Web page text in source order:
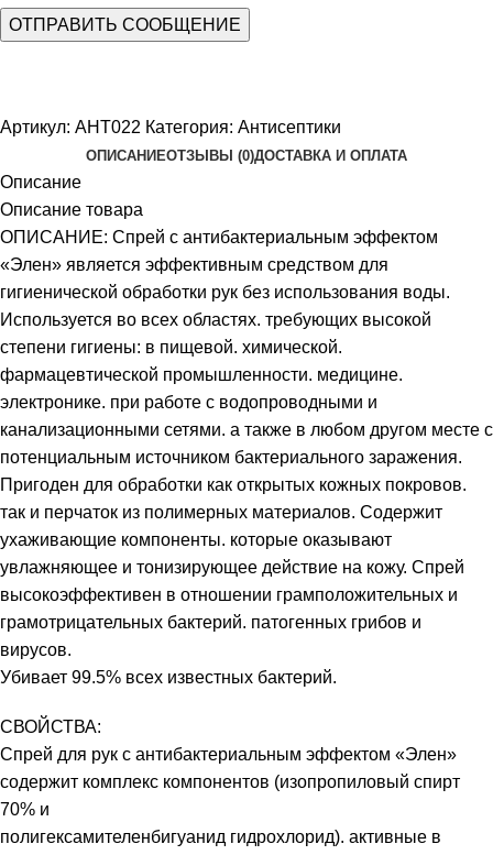
Артикул: АНТ022 Категория: Антисептики
ОПИСАНИЕОТЗЫВЫ (0)ДОСТАВКА И ОПЛАТА
Описание
Описание товара
ОПИСАНИЕ: Спрей с антибактериальным эффектом
«Элен» является эффективным средством для
гигиенической обработки рук без использования воды.
Используется во всех областях. требующих высокой
степени гигиены: в пищевой. химической.
фармацевтической промышленности. медицине.
электронике. при работе с водопроводными и
канализационными сетями. а также в любом другом месте с
потенциальным источником бактериального заражения.
Пригоден для обработки как открытых кожных покровов.
так и перчаток из полимерных материалов. Содержит
ухаживающие компоненты. которые оказывают
увлажняющее и тонизирующее действие на кожу. Спрей
высокоэффективен в отношении грамположительных и
грамотрицательных бактерий. патогенных грибов и
вирусов.
Убивает 99.5% всех известных бактерий.
СВОЙСТВА:
Спрей для рук с антибактериальным эффектом «Элен»
содержит комплекс компонентов (изопропиловый спирт
70% и
полигексамителенбигуанид гидрохлорид). активные в